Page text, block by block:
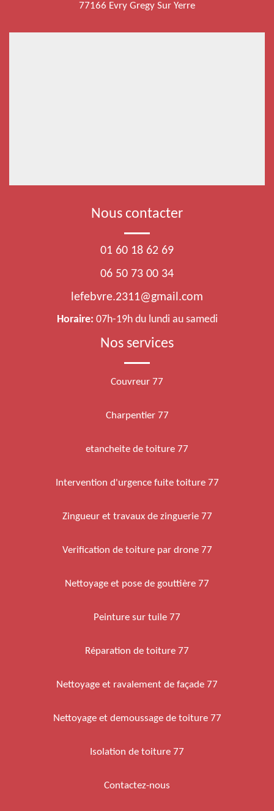
77166 Evry Gregy Sur Yerre
Nous contacter
01 60 18 62 69
06 50 73 00 34
lefebvre.2311@gmail.com
Horaire: 07h-19h du lundi au samedi
Nos services
Couvreur 77
Charpentier 77
etancheite de toiture 77
Intervention d'urgence fuite toiture 77
Zingueur et travaux de zinguerie 77
Verification de toiture par drone 77
Nettoyage et pose de gouttière 77
Peinture sur tuile 77
Réparation de toiture 77
Nettoyage et ravalement de façade 77
Nettoyage et demoussage de toiture 77
Isolation de toiture 77
Contactez-nous